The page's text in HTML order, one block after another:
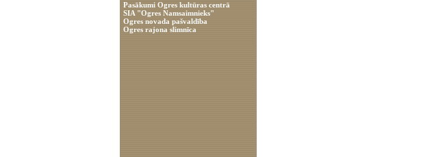
Pasākumi Ogres kultūras centrā
SIA "Ogres Namsaimnieks"
Ogres novada pašvaldība
Ogres rajona slimnīca